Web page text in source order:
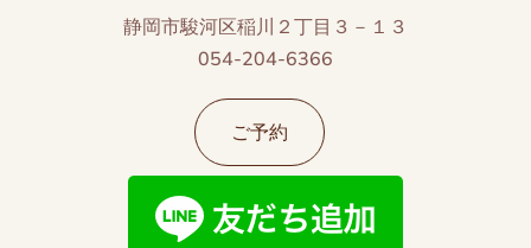
静岡市駿河区稲川２丁目３－１３
054-204-6366
ご予約